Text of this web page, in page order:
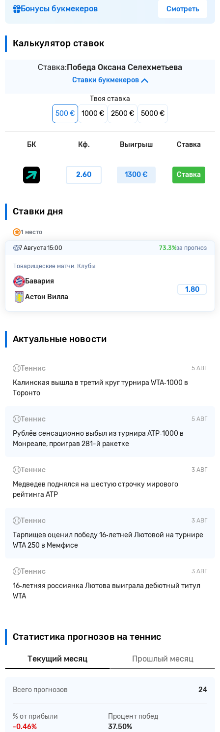
Бонусы букмекеров Смотреть
Калькулятор ставок
Ставка:Победа Оксана Селехметьева
Ставки букмекеров
Твоя ставка
500 €
1000 € 2500 € 5000 €
БК Кф. Выигрыш Ставка
2.60 1300 € Ставка
Ставки дня
1 место
7 Августа15:00 73.3%за прогноз
Товарищеские матчи. Клубы
Бавария
Астон Вилла
1.80
Актуальные новости
5 АВГ
Теннис
Калинская вышла в третий круг турнира WTA‑1000 в
Торонто
5 АВГ
Теннис
Рублёв сенсационно выбыл из турнира ATP‑1000 в
Монреале, проиграв 281-й ракетке
3 АВГ
Теннис
Медведев поднялся на шестую строчку мирового
рейтинга ATP
3 АВГ
Теннис
Тарпищев оценил победу 16‑летней Лютовой на турнире
WTA 250 в Мемфисе
3 АВГ
Теннис
16‑летняя россиянка Лютова выиграла дебютный титул
WTA
Статистика прогнозов на теннис
Текущий месяц Прошлый месяц
Всего прогнозов 24
% от прибыли
-0.46%
Процент побед
37.50%